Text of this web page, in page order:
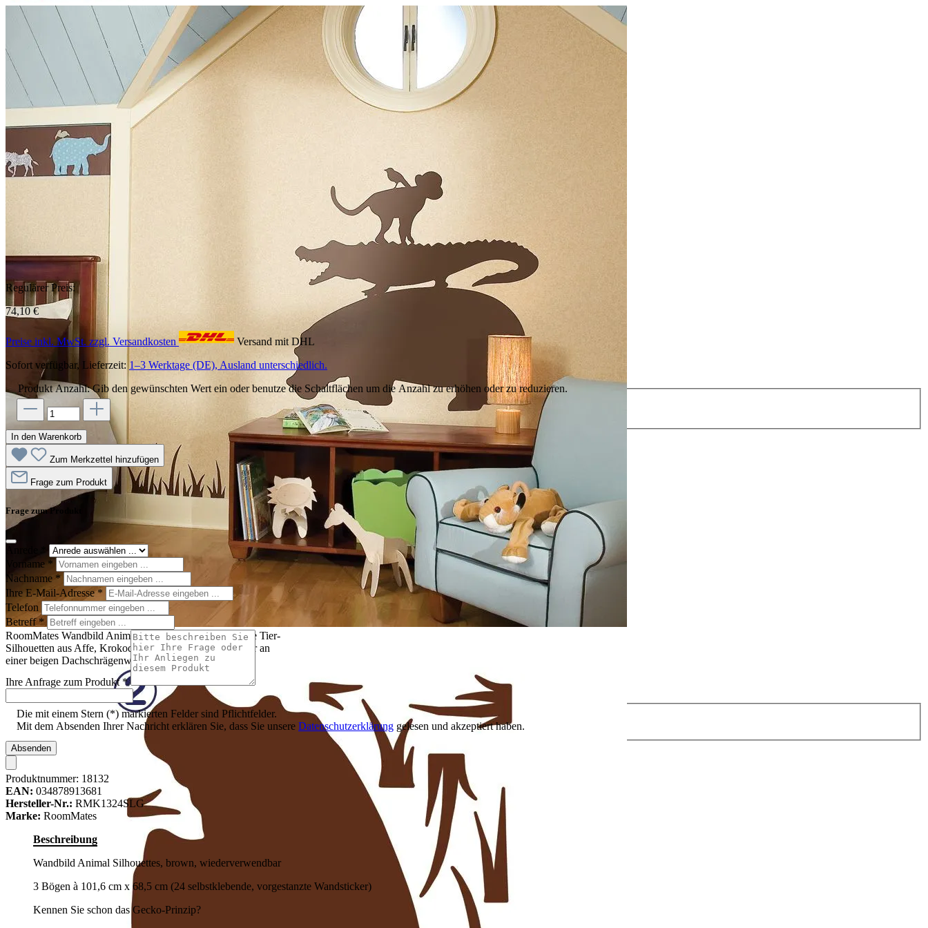
RoomMates Wandbild Animal Silhouettes Brown, braune Tier-
Silhouetten aus Affe, Krokodil und Nilpferd übereinander an
einer beigen Dachschrägenwand im Kinderzimmer
Regulärer Preis:
74,10 €
Preise inkl. MwSt. zzgl. Versandkosten
Versand mit DHL
Sofort verfügbar, Lieferzeit: 1–3 Werktage (DE), Ausland unterschiedlich.
Produkt Anzahl: Gib den gewünschten Wert ein oder benutze die Schaltflächen um die Anzahl zu erhöhen oder zu reduzieren.
In den Warenkorb
Zum Merkzettel hinzufügen
Frage zum Produkt
Frage zum Produkt
Vorname*
Nachname *
Ihre E-Mail-Adresse*
Telefon
Betreff *
Ihre Anfrage zum Produkt*
Die mit einem Stern (*) markierten Felder sind Pflichtfelder.
Mit dem Absenden Ihrer Nachricht erklären Sie, dass Sie unsere Datenschutzerklärung gelesen und akzeptiert haben.
Absenden
Produktnummer: 18132
EAN: 034878913681
Hersteller-Nr.: RMK1324SLG
Marke: RoomMates
Beschreibung
Wandbild Animal Silhouettes, brown, wiederverwendbar
3 Bögen à 101,6 cm x 68,5 cm (24 selbstklebende, vorgestanzte Wandsticker)
Kennen Sie schon das Gecko-Prinzip?